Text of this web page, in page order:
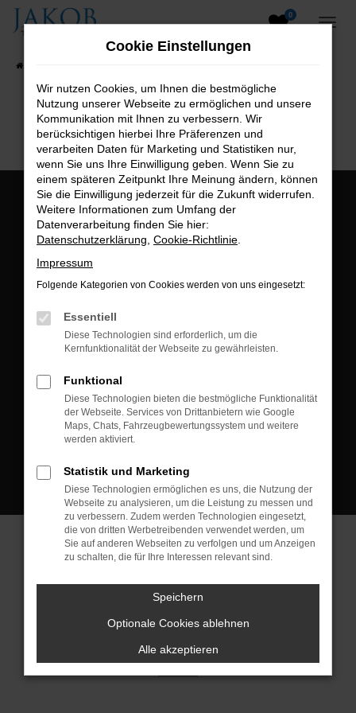
Zum
0
B2B-Shop
Öffnungszeiten:
Montag bis Freitag:
Postadresse:
Kontakt:
Tel.: +49 3745 760 90 20
Fax: +49 3745 760 90 21
Mail: fj@jakob-trading.com
Cookie Einstellungen
© 2026 Jakob Trading GmbH | Neustädter Straße 1 | DE-08223
Neustadt/Vogtland | fj@jakob-trading.com | Webdesign by audaris.de
Cookie Einstellungen
Wir nutzen Cookies, um Ihnen die bestmögliche
Nutzung unserer Webseite zu ermöglichen und unsere
Kommunikation mit Ihnen zu verbessern. Wir
berücksichtigen hierbei Ihre Präferenzen und
verarbeiten Daten für Marketing und Statistiken nur,
wenn Sie uns Ihre Einwilligung geben. Wenn Sie zu
einem späteren Zeitpunkt Ihre Meinung ändern, können
Sie die Einwilligung jederzeit für die Zukunft widerrufen.
Weitere Informationen zum Umfang der
Datenverarbeitung finden Sie hier:
Datenschutzerklärung Cookie-Richtlinie
Impressum
Folgende Kategorien von Cookies werden von uns eingesetzt:
Essentiell
Diese Technologien sind erforderlich, um die
Kernfunktionalität der Webseite zu gewährleisten.
Funktional
Diese Technologien bieten die bestmögliche Funktionalität
der Webseite. Services von Drittanbietern wie Google
Maps, Chats, Fahrzeugbewertungssystem und weitere
werden aktiviert.
Statistik und Marketing
Diese Technologien ermöglichen es uns, die Nutzung der
Webseite zu analysieren, um die Leistung zu messen und
zu verbessern. Zudem werden Technologien eingesetzt,
die von dritten Werbetreibenden verwendet werden, um
Sie auf anderen Webseiten zu verfolgen und um Anzeigen
zu schalten, die für Ihre Interessen relevant sind.
Speichern
Optionale Cookies ablehnen
Alle akzeptieren